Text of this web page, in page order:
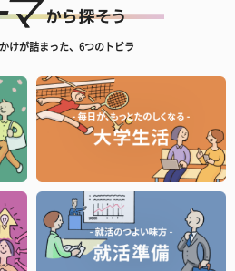
けが詰まった、6つのトビラ